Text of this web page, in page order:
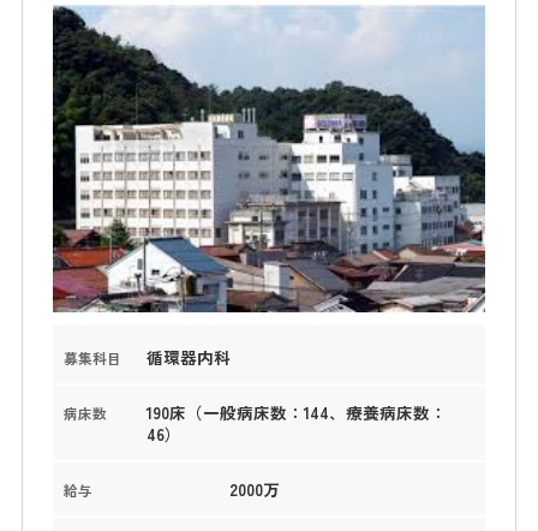
募集科目 循環器内科
病床数
190床（一般病床数：144、療養病床数：
46）
給与 2000万